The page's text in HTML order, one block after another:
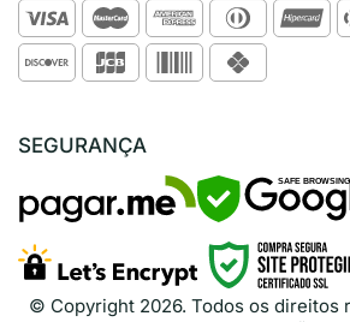
SEGURANÇA
SAFE BROWSING
© Copyright 2026. Todos os direitos